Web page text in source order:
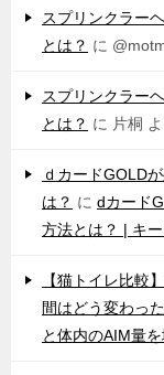
スプリンクラー
とは？ に
スプリンクラー
とは？ に 片桐
ｄカードGOLD
は？ に dカード
方法とは？ | キ
【猫トイレ比較
間はどう変わっ
と体内のAIM量